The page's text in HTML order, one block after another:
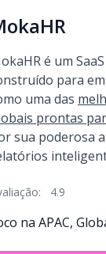
é um
para
uma das
prontas
sua poderosa
4.9
na APAC,